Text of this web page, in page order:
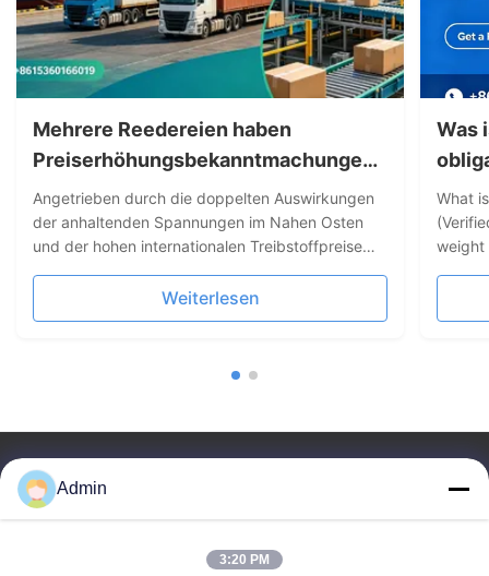
Mehrere Reedereien haben
Preiserhöhungsbekanntmachungen
herausgegeben.
Angetrieben durch die doppelten Auswirkungen
der anhaltenden Spannungen im Nahen Osten
und der hohen internationalen Treibstoffpreise
neue Runde von Preiserhöhungen eingeleitet. Die
führenden Linienunternehmen, darunter Maersk,
Weiterlesen
Was
What
weight
Admin
3:20 PM